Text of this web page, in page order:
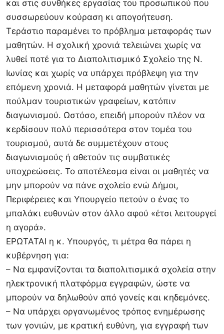
και στις συνθήκες εργασίας του προσωπικού που
συσσωρεύουν κούραση κι απογοήτευση.
Τεράστιο παραμένει το πρόβλημα μεταφοράς των
μαθητών. Η σχολική χρονιά τελειώνει χωρίς να
λυθεί ποτέ για το Διαπολιτισμικό Σχολείο της Ν.
Ιωνίας και χωρίς να υπάρχει πρόβλεψη για την
επόμενη χρονιά. Η μεταφορά μαθητών γίνεται με
πούλμαν τουριστικών γραφείων, κατόπιν
διαγωνισμού. Ωστόσο, επειδή μπορούν πλέον να
κερδίσουν πολύ περισσότερα στον τομέα του
τουρισμού, αυτά δε συμμετέχουν στους
διαγωνισμούς ή αθετούν τις συμβατικές
υποχρεώσεις. Το αποτέλεσμα είναι οι μαθητές να
μην μπορούν να πάνε σχολείο ενώ Δήμοι,
Περιφέρειες και Υπουργείο πετούν ο ένας το
μπαλάκι ευθυνών στον άλλο αφού «έτσι λειτουργεί
η αγορά».
ΕΡΩΤΑΤΑΙ η κ. Υπουργός, τι μέτρα θα πάρει η
κυβέρνηση για:
– Να εμφανίζονται τα διαπολιτισμικά σχολεία στην
ηλεκτρονική πλατφόρμα εγγραφών, ώστε να
μπορούν να δηλωθούν από γονείς και κηδεμόνες.
– Να υπάρχει οργανωμένος τρόπος ενημέρωσης
των γονιών, με κρατική ευθύνη, για εγγραφή των